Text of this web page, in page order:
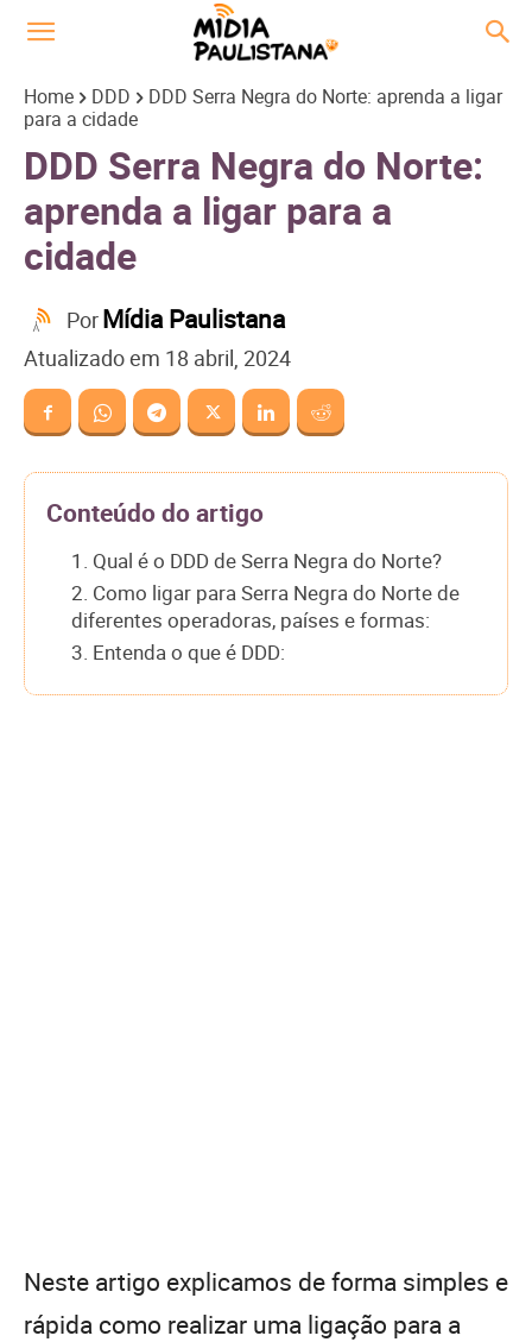
Home DDD
DDD Serra Negra do Norte: aprenda a ligar
para a cidade
DDD Serra Negra do Norte:
aprenda a ligar para a
cidade
PorMídia Paulistana
Atualizado em 18 abril, 2024
Conteúdo do artigo
1. Qual é o DDD de Serra Negra do Norte?
2. Como ligar para Serra Negra do Norte de
diferentes operadoras, países e formas:
3. Entenda o que é DDD:
Neste artigo explicamos de forma simples e
rápida como realizar uma ligação para a